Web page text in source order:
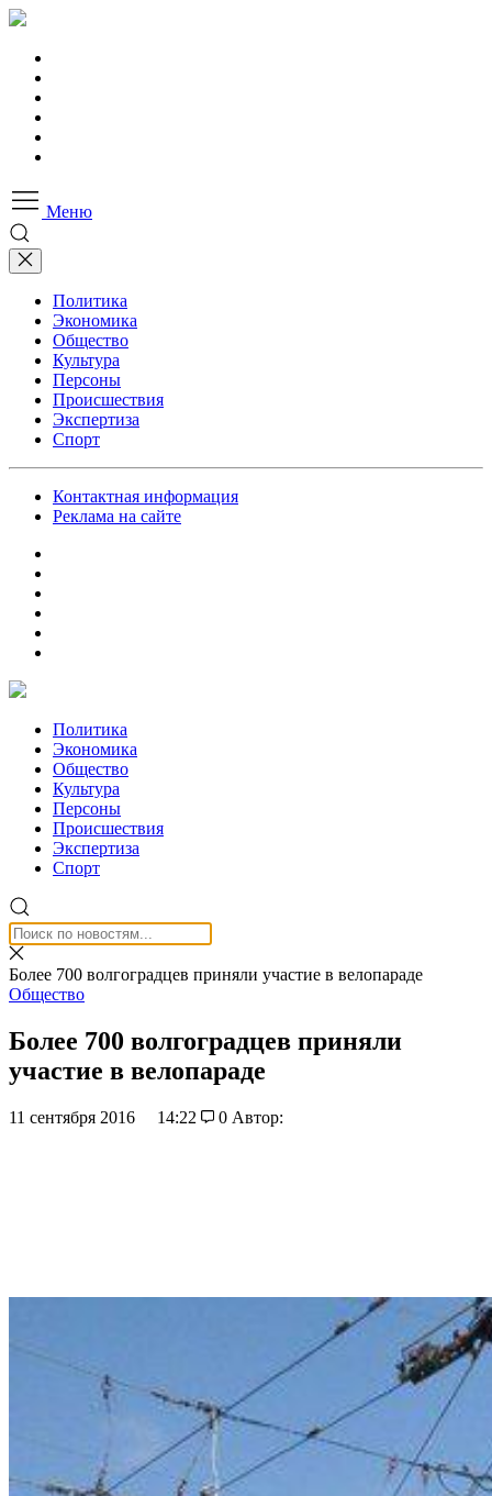
Меню
Политика
Экономика
Общество
Культура
Персоны
Происшествия
Экспертиза
Спорт
Контактная информация
Реклама на сайте
Политика
Экономика
Общество
Культура
Персоны
Происшествия
Экспертиза
Спорт
Более 700 волгоградцев приняли участие в велопараде
Общество
Более 700 волгоградцев приняли
участие в велопараде
11 сентября 2016 14:22 0 Автор: